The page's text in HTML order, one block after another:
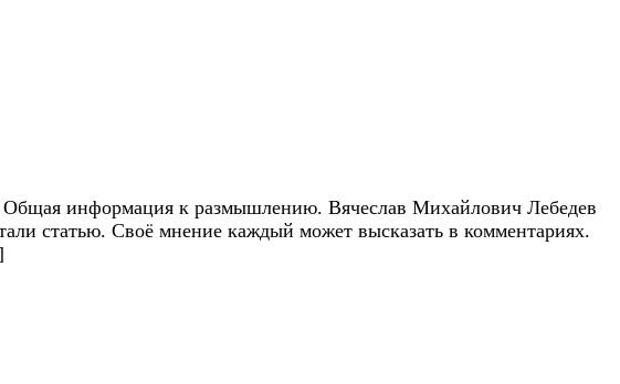
Общая информация к размышлению. Вячеслав Михайлович Лебедев
статью. Своё мнение каждый может высказать в комментариях.